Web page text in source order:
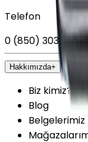
Telefon
0 (850) 303 79 79
Hakkımızda+
Biz kimiz?
Blog
Belgelerimiz